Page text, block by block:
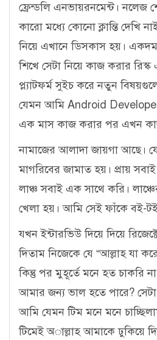
ফ্রেন্ডলি এনভায়রনমেন্ট। নলেজ
কারো মধ্যে কোনো ক্লান্তি দেখি
নিয়ে এখানে ডিসকাস হয়।
শিখে সেটা নিয়ে কাজ করার রিস্ক
প্ল্যাটফর্ম সুইচ করে নতুন
যেমন আমি Android Developer
এক মাস কাজ করার পর এখন
নামাজের আলাদা জায়গা আছে।
মাগরিবের জামাত হয়। প্রায়
লাঞ্চ সবাই এক সাথে করি।
খেলা হয়। আমি সেই ফাঁকে বই-
যখন ইন্টারভিউ দিয়ে দিয়ে
দিতাম নিজেকে যে “আল্লাহ যা
কিন্তু পর মুহূর্তে মনে হত চাকরি
আমার জন্য ভাল হতে পারে?
আমি যেমন টিম মনে মনে
টিমেই অাল্লাহ আমাকে ঢুকিয়ে